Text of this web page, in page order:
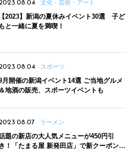
文化・芸術・アート
【2023】新潟の夏休みイベント30選 子ど
もと一緒に夏を満喫！
スポーツ
月開催の新潟イベント14選 ご当地グルメ
＆地酒の販売、スポーツイベントも
ラーメン
題の新店の大人気メニューが450円引
き！「たまる屋 新発田店」で新クーポン登